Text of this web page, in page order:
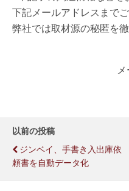
下記メールアドレスまで
弊社では取材源の秘匿を徹
以前の投稿
ジンベイ、手書き入出庫依
頼書を自動データ化